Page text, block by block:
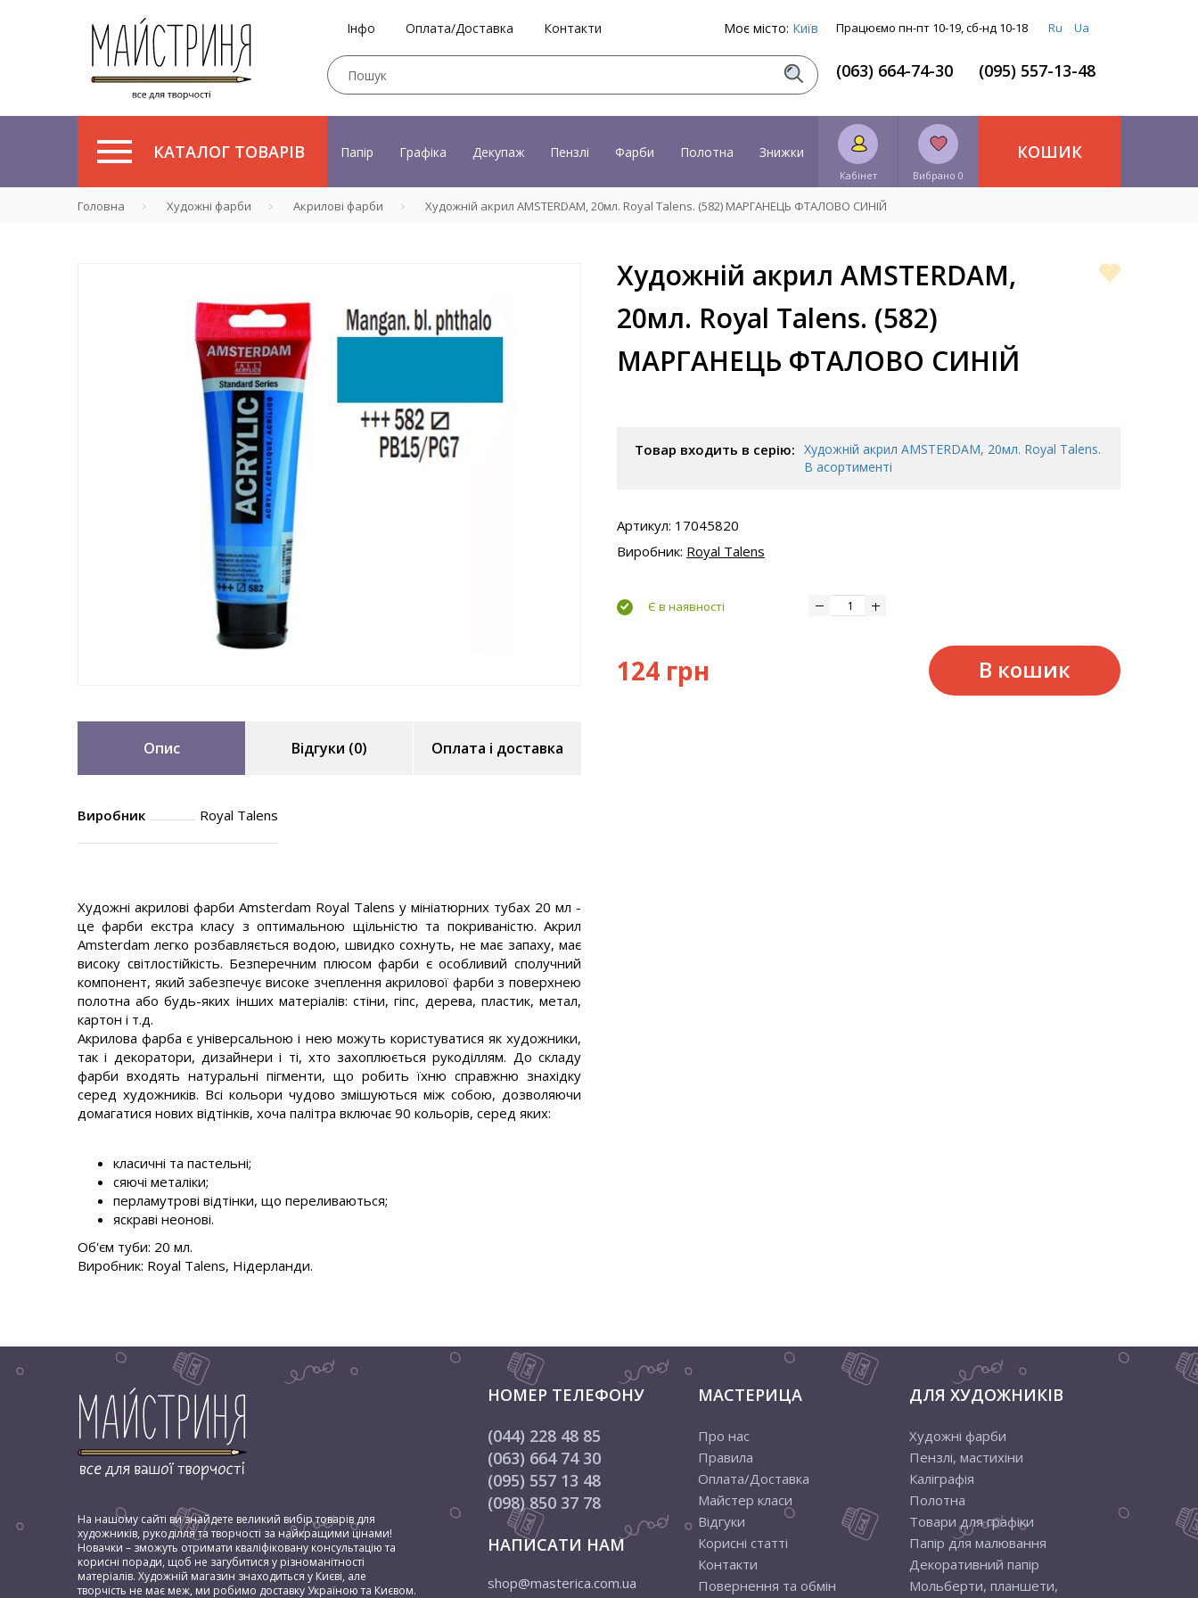
Інфо Оплата/Доставка Контакти Моє місто: Київ Працюємо пн-пт 10-19, сб-нд 10-18 Ru Ua
(063) 664-74-30 (095) 557-13-48
КАТАЛОГ ТОВАРІВ Папір Графіка Декупаж Пензлі Фарби Полотна Знижки
Кабінет Вибрано 0
КОШИК
Головна Художні фарби Акрилові фарби Художній акрил AMSTERDAM, 20мл. Royal Talens. (582) МАРГАНЕЦЬ ФТАЛОВО СИНІЙ
Опис Відгуки (0) Оплата і доставка
Виробник Royal Talens
Художні акрилові фарби Amsterdam Royal Talens у мініатюрних тубах 20 мл -
це фарби екстра класу з оптимальною щільністю та покриваністю. Акрил
Amsterdam легко розбавляється водою, швидко сохнуть, не має запаху, має
високу світлостійкість. Безперечним плюсом фарби є особливий сполучний
компонент, який забезпечує високе зчеплення акрилової фарби з поверхнею
полотна або будь-яких інших матеріалів: стіни, гіпс, дерева, пластик, метал,
картон і т.д.
Акрилова фарба є універсальною і нею можуть користуватися як художники,
так і декоратори, дизайнери і ті, хто захоплюється рукоділлям. До складу
фарби входять натуральні пігменти, що робить їхню справжню знахідку
серед художників. Всі кольори чудово змішуються між собою, дозволяючи
домагатися нових відтінків, хоча палітра включає 90 кольорів, серед яких:
класичні та пастельні;
сяючі металіки;
перламутрові відтінки, що переливаються;
яскраві неонові.
Об'єм туби: 20 мл.
Виробник: Royal Talens, Нідерланди.
Художній акрил AMSTERDAM,
20мл. Royal Talens. (582)
МАРГАНЕЦЬ ФТАЛОВО СИНІЙ
Товар входить в серію: Художній акрил AMSTERDAM, 20мл. Royal Talens.
В асортименті
Артикул: 17045820
Виробник: Royal Talens
Є в наявності
124 грн В кошик
На нашому сайті ви знайдете великий вибір товарів для
художників, рукоділля та творчості за найкращими цінами!
Новачки – зможуть отримати кваліфіковану консультацію та
корисні поради, щоб не загубитися у різноманітності
матеріалів. Художній магазин знаходиться у Києві, але
творчість не має меж, ми робимо доставку Україною та Києвом.
НОМЕР ТЕЛЕФОНУ
(044) 228 48 85
(063) 664 74 30
(095) 557 13 48
(098) 850 37 78
НАПИСАТИ НАМ
shop@masterica.com.ua
МАСТЕРИЦА
Про нас
Правила
Оплата/Доставка
Майстер класи
Відгуки
Корисні статті
Контакти
Повернення та обмін
ДЛЯ ХУДОЖНИКІВ
Художні фарби
Пензлі, мастихіни
Каліграфія
Полотна
Товари для графіки
Папір для малювання
Декоративний папір
Мольберти, планшети,